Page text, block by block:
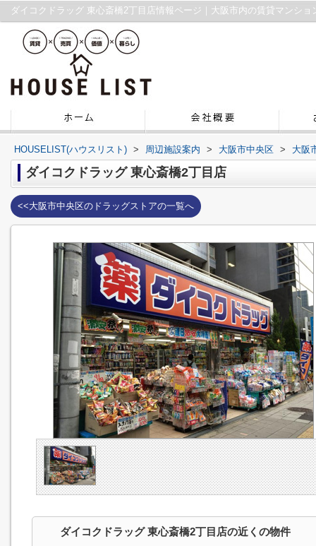
ダイコクドラッグ 東心斎橋2丁目店情報ページ｜大阪市内の賃貸マンショ
HOUSELIST(ハウスリスト) > 周辺施設案内 > 大阪市中央区 > 大阪
ダイコクドラッグ 東心斎橋2丁目店
<<大阪市中央区のドラッグストアの一覧へ
ダイコクドラッグ 東心斎橋2丁目店の近くの物件